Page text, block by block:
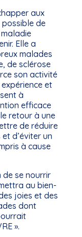
aux
possible de
Elle a
malades
de sclérose
son activité
et
à
efficace
retour à une
de réduire
d’éviter un
à cause
de se nourrir
au bien-
joies et des
dont
».